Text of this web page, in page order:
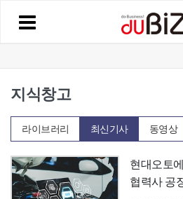
지식창고
라이브러리 최신기사 동영상
현대오토
협력사 공